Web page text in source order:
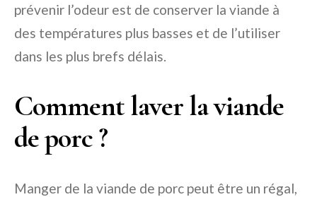
prévenir l’odeur est de conserver la viande à
des températures plus basses et de l’utiliser
dans les plus brefs délais.
Comment laver la viande
de porc ?
Manger de la viande de porc peut être un régal,